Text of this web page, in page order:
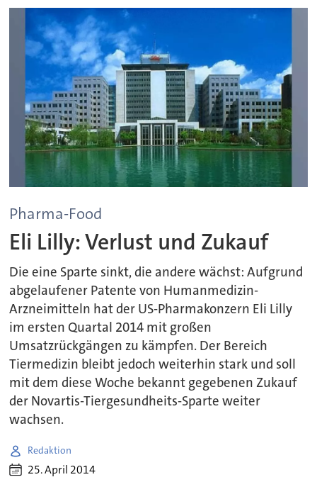
Pharma-Food
Eli Lilly: Verlust und Zukauf
Die eine Sparte sinkt, die andere wächst: Aufgrund
abgelaufener Patente von Humanmedizin-
Arzneimitteln hat der US-Pharmakonzern Eli Lilly
im ersten Quartal 2014 mit großen
Umsatzrückgängen zu kämpfen. Der Bereich
Tiermedizin bleibt jedoch weiterhin stark und soll
mit dem diese Woche bekannt gegebenen Zukauf
der Novartis-Tiergesundheits-Sparte weiter
wachsen.
Redaktion
25. April 2014